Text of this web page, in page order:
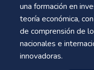
una formación en
teoría económica,
de comprensión de
nacionales e
innovadoras.